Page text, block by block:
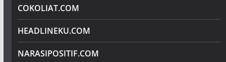
COKOLIAT.COM
HEADLINEKU.COM
NARASIPOSITIF.COM